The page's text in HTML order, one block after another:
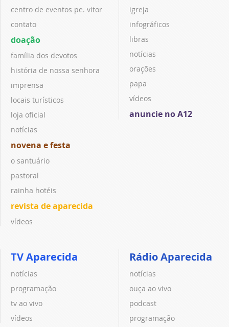
centro de eventos pe. vitor
contato
doação
família dos devotos
história de nossa senhora
imprensa
locais turísticos
loja oficial
notícias
novena e festa
o santuário
pastoral
rainha hotéis
revista de aparecida
vídeos
igreja
infográficos
libras
notícias
orações
papa
vídeos
anuncie no A12
TV Aparecida
notícias
programação
tv ao vivo
vídeos
Rádio Aparecida
notícias
ouça ao vivo
podcast
programação